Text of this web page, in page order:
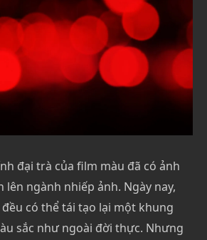
đại trà của film màu đã có ảnh
lên ngành nhiếp ảnh. Ngày nay,
có thể tái tạo lại một khung
sắc như ngoài đời thực. Nhưng